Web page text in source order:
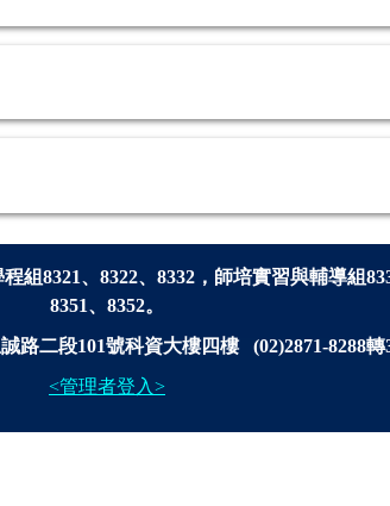
組8321、8322、8332，師培實習與輔導組
8351、8352。
路二段101號科資大樓四樓 (02)2871-8288轉
<管理者登入>